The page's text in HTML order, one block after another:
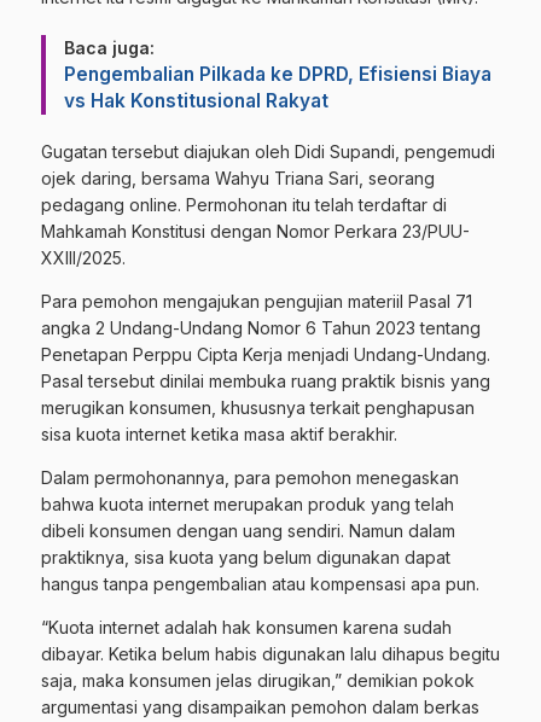
Baca juga:
Pengembalian Pilkada ke DPRD, Efisiensi Biaya
vs Hak Konstitusional Rakyat
Gugatan tersebut diajukan oleh Didi Supandi, pengemudi
ojek daring, bersama Wahyu Triana Sari, seorang
pedagang online. Permohonan itu telah terdaftar di
Mahkamah Konstitusi dengan Nomor Perkara 23/PUU-
XXIII/2025.
Para pemohon mengajukan pengujian materiil Pasal 71
angka 2 Undang-Undang Nomor 6 Tahun 2023 tentang
Penetapan Perppu Cipta Kerja menjadi Undang-Undang.
Pasal tersebut dinilai membuka ruang praktik bisnis yang
merugikan konsumen, khususnya terkait penghapusan
sisa kuota internet ketika masa aktif berakhir.
Dalam permohonannya, para pemohon menegaskan
bahwa kuota internet merupakan produk yang telah
dibeli konsumen dengan uang sendiri. Namun dalam
praktiknya, sisa kuota yang belum digunakan dapat
hangus tanpa pengembalian atau kompensasi apa pun.
“Kuota internet adalah hak konsumen karena sudah
dibayar. Ketika belum habis digunakan lalu dihapus begitu
saja, maka konsumen jelas dirugikan,” demikian pokok
argumentasi yang disampaikan pemohon dalam berkas